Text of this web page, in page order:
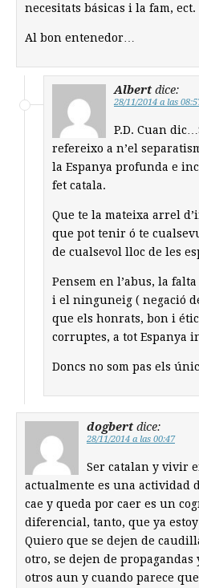
necesitats básicas i la fam, ect.
Al bon entenedor…
Albert dice:
28/11/2014 a las
P.D. Cuan
refereixo a n’el
la Espanya profunda e
fet catala.
Que te la mateixa arrel
que pot tenir ó te
de cualsevol lloc de les
Pensem en l’abus, la
i el ninguneig ( negació
que els honrats, bon i
corruptes, a tot Espanya
Doncs no som pas els
dogbert dice:
28/11/2014 a las 00:47
Ser catalan y vivir
actualmente es una actividad
cae y queda por caer es un
diferencial, tanto, que ya
Quiero que se dejen de
otro, se dejen de propagandas
otros aun y cuando parece